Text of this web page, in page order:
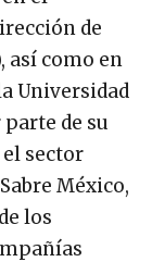
de
así como en
Universidad
de su
sector
México,
los